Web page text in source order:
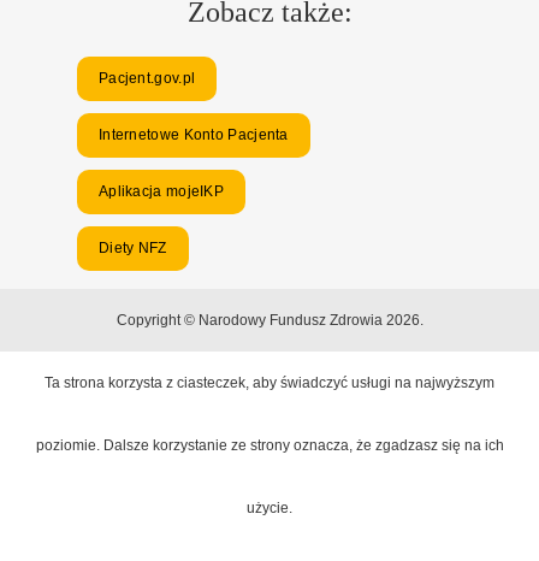
Zobacz także:
Pacjent.gov.pl
Internetowe Konto Pacjenta
Aplikacja mojeIKP
Diety NFZ
Copyright © Narodowy Fundusz Zdrowia 2026.
Ta strona korzysta z ciasteczek, aby świadczyć usługi na najwyższym
poziomie. Dalsze korzystanie ze strony oznacza, że zgadzasz się na ich
użycie.